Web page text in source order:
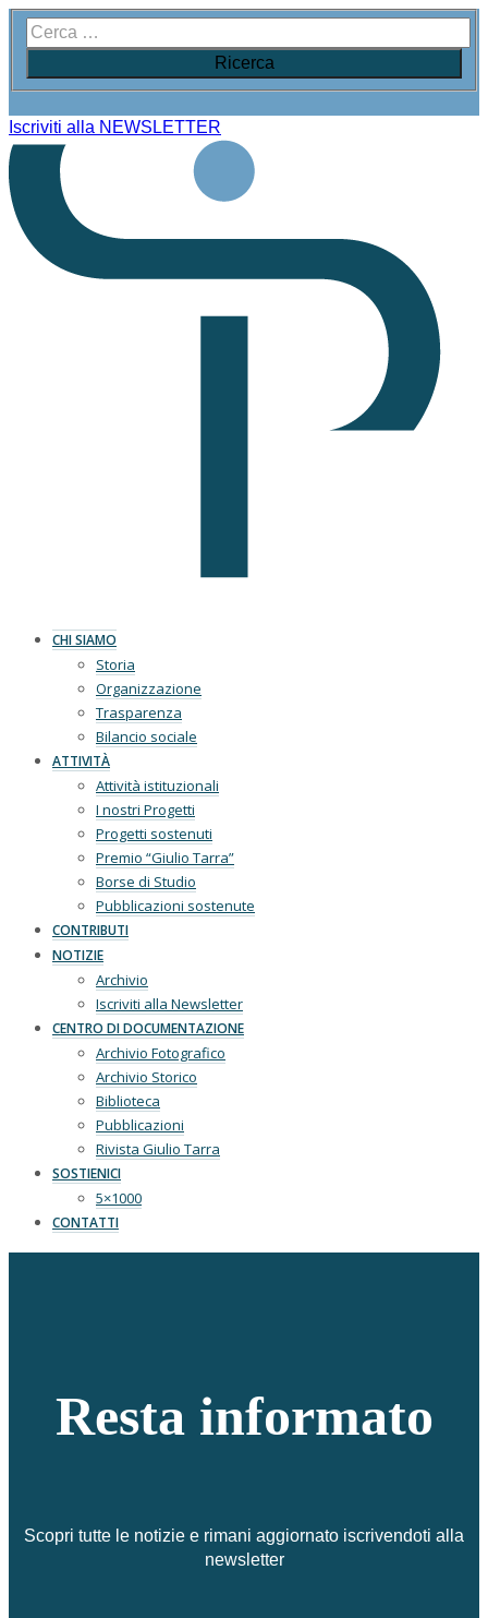
Iscriviti alla NEWSLETTER
CHI SIAMO
Storia
Organizzazione
Trasparenza
Bilancio sociale
ATTIVITÀ
Attività istituzionali
I nostri Progetti
Progetti sostenuti
Premio “Giulio Tarra”
Borse di Studio
Pubblicazioni sostenute
CONTRIBUTI
NOTIZIE
Archivio
Iscriviti alla Newsletter
CENTRO DI DOCUMENTAZIONE
Archivio Fotografico
Archivio Storico
Biblioteca
Pubblicazioni
Rivista Giulio Tarra
SOSTIENICI
5×1000
CONTATTI
Resta informato
Scopri tutte le notizie e rimani aggiornato iscrivendoti alla
newsletter